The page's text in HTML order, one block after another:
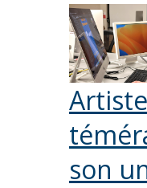
Artiste
son